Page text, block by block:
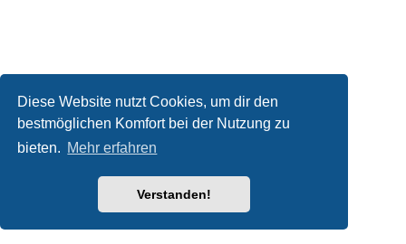
Diese Website nutzt Cookies, um dir den
bestmöglichen Komfort bei der Nutzung zu
bieten. Mehr erfahren
Verstanden!